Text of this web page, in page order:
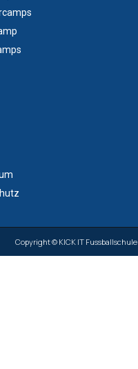
Copyright © KICK IT Fussballschule